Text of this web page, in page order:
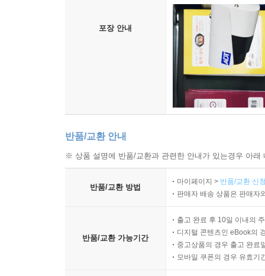
포장 안내
반품/교환 안내
※ 상품 설명에 반품/교환과 관련한 안내가 있는경우 아
반품/교환 방법
마이페이지 > 반품/교환 신
판매자 배송 상품은 판매자
반품/교환 가능기간
출고 완료 후 10일 이내의
디지털 콘텐츠인 eBook의
중고상품의 경우 출고 완료
모바일 쿠폰의 경우 유효기